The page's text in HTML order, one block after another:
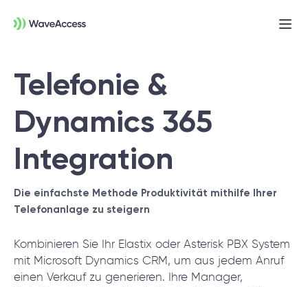
Telefonie &
Dynamics 365
Integration
Die einfachste Methode Produktivität mithilfe Ihrer
Telefonanlage zu steigern
Kombinieren Sie Ihr Elastix oder Asterisk PBX System
mit Microsoft Dynamics CRM, um aus jedem Anruf
einen Verkauf zu generieren. Ihre Manager,
Noch nicht sicher, was Sie
brauchen?
In einer Discovery-Session klären wir Ihre
Anforderungen, definieren Ziele und legen